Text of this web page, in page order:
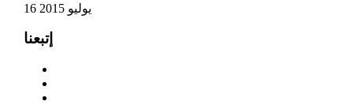
16 يوليو 2015
إتبعنا